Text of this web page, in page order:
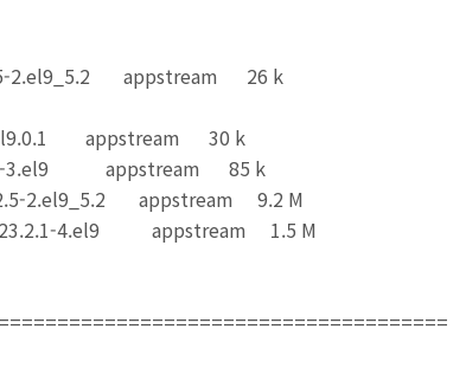
appstream 26 k
appstream 30 k
appstream 85 k
2.el9_5.2 appstream 9.2 M
4.el9 appstream 1.5 M